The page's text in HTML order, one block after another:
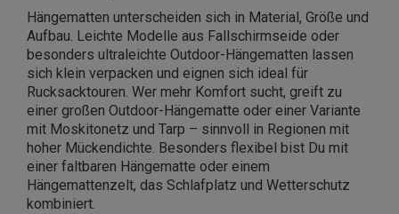
Hängematten unterscheiden sich in Material, Größe und
Aufbau. Leichte Modelle aus Fallschirmseide oder
besonders ultraleichte Outdoor-Hängematten lassen
sich klein verpacken und eignen sich ideal für
Rucksacktouren. Wer mehr Komfort sucht, greift zu
einer großen Outdoor-Hängematte oder einer Variante
mit Moskitonetz und Tarp – sinnvoll in Regionen mit
hoher Mückendichte. Besonders flexibel bist Du mit
einer faltbaren Hängematte oder einem
Hängemattenzelt, das Schlafplatz und Wetterschutz
kombiniert.